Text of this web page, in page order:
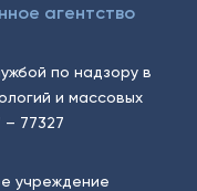
агентство
по надзору в
и массовых
77327
учреждение